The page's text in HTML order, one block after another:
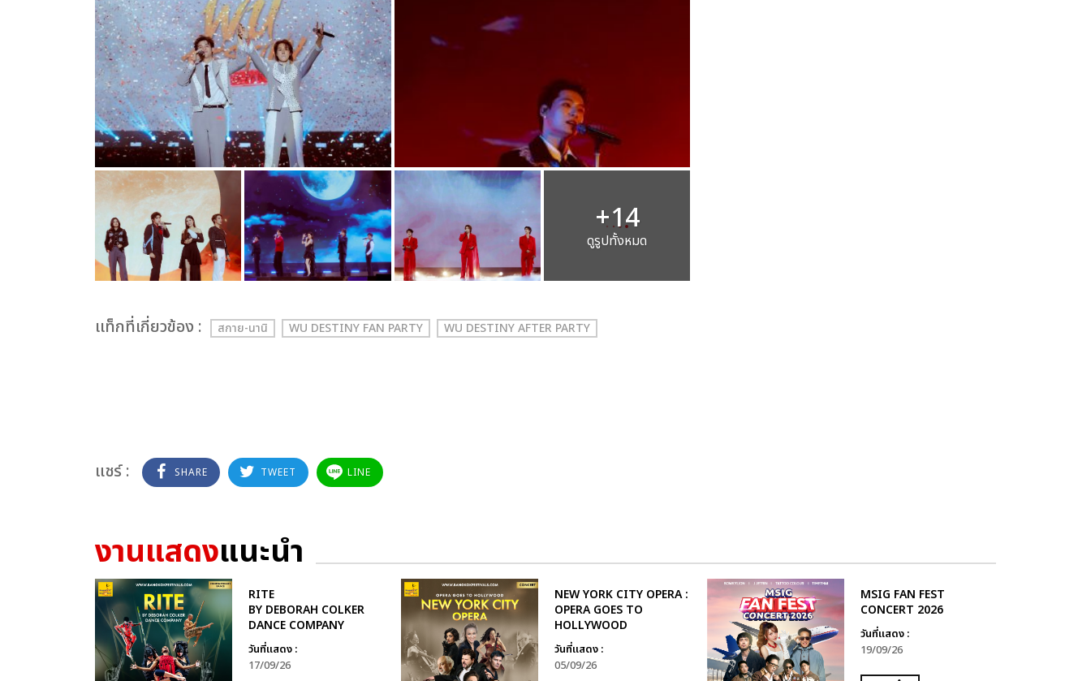
+14
ดูรูปทั้งหมด
เเท็กที่เกี่ยวข้อง : สกาย-นานิ WU DESTINY FAN PARTY WU DESTINY AFTER PARTY
แชร์ : SHARE TWEET LINE
งานแสดงแนะนำ
RITE
BY DEBORAH COLKER
DANCE COMPANY
วันที่แสดง :
17/09/26
NEW YORK CITY OPERA :
OPERA GOES TO
HOLLYWOOD
วันที่แสดง :
05/09/26
MSIG FAN FEST
CONCERT 2026
วันที่แสดง :
19/09/26